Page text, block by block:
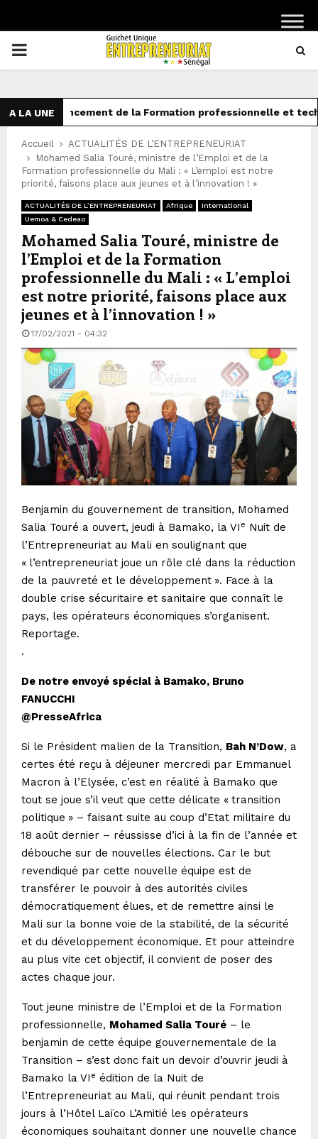
PRIMARY
A LA UNE
de Financement de la Formation professionnelle et
Accueil
ACTUALITÉS DE L’ENTREPRENEURIAT
Mohamed Salia Touré, ministre de l’Emploi et de la
Formation professionnelle du Mali : « L’emploi est notre
priorité, faisons place aux jeunes et à l’innovation ! »
ACTUALITÉS DE L’ENTREPRENEURIAT Afrique
International
Uemoa & Cedeao
Mohamed Salia Touré, ministre de
l’Emploi et de la Formation
professionnelle du Mali : « L’emploi
est notre priorité, faisons place aux
jeunes et à l’innovation ! »
17/02/2021 - 04:32
Benjamin du gouvernement de transition, Mohamed
Salia Touré a ouvert, jeudi à Bamako, la VI e Nuit de
l’Entrepreneuriat au Mali en soulignant que
« l’entrepreneuriat joue un rôle clé dans la réduction
de la pauvreté et le développement ». Face à la
double crise sécuritaire et sanitaire que connaît le
pays, les opérateurs économiques s’organisent.
Reportage.
.
De notre envoyé spécial à Bamako, Bruno
FANUCCHI
@PresseAfrica
Si le Président malien de la Transition, Bah N’Dow, a
certes été reçu à déjeuner mercredi par Emmanuel
Macron à l’Elysée, c’est en réalité à Bamako que
tout se joue s’il veut que cette délicate « transition
politique » – faisant suite au coup d’Etat militaire du
18 août dernier – réussisse d’ici à la fin de l’année et
débouche sur de nouvelles élections. Car le but
revendiqué par cette nouvelle équipe est de
transférer le pouvoir à des autorités civiles
démocratiquement élues, et de remettre ainsi le
Mali sur la bonne voie de la stabilité, de la sécurité
et du développement économique. Et pour atteindre
au plus vite cet objectif, il convient de poser des
actes chaque jour.
Tout jeune ministre de l’Emploi et de la Formation
professionnelle, Mohamed Salia Touré – le
benjamin de cette équipe gouvernementale de la
Transition – s’est donc fait un devoir d’ouvrir jeudi à
Bamako la VI e édition de la Nuit de
l’Entrepreneuriat au Mali, qui réunit pendant trois
jours à l’Hôtel Laïco L’Amitié les opérateurs
économiques souhaitant donner une nouvelle chance